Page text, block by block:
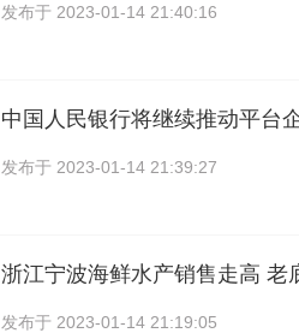
发布于 2023-01-14 21:40:16
中国人民银行将继续推动平台
发布于 2023-01-14 21:39:27
浙江宁波海鲜水产销售走高 老
发布于 2023-01-14 21:19:05